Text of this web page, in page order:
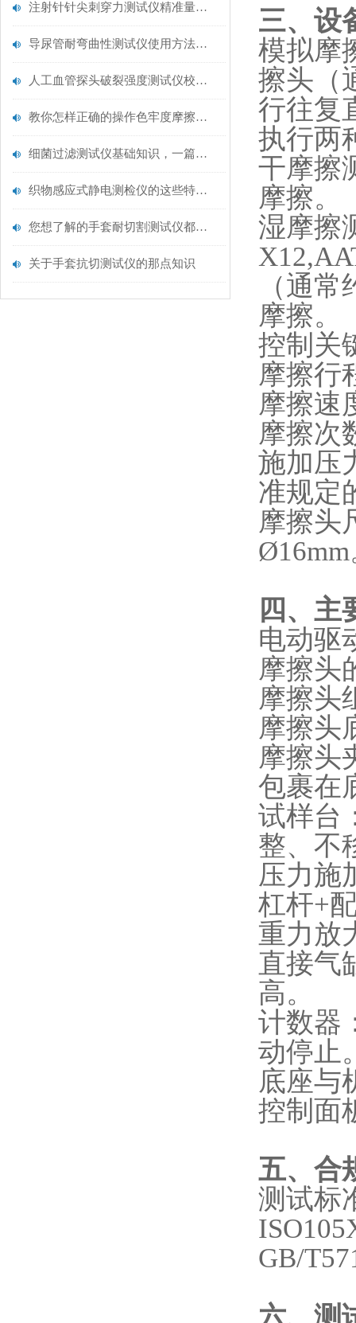
注射针针尖刺穿力测试仪精准量化针尖锋利度，构筑临床安全防线
导尿管耐弯曲性测试仪使用方法与操作规范
人工血管探头破裂强度测试仪校准规范：精准赋能医疗安全的技术基准
教你怎样正确的操作色牢度摩擦测试机
细菌过滤测试仪基础知识，一篇搞定
织物感应式静电测检仪的这些特点很少有人都知道
您想了解的手套耐切割测试仪都在这里了
关于手套抗切测试仪的那点知识
三、 设
模拟摩
擦头（
行往复
执行两
干摩擦
摩擦。
湿摩擦
（通
摩擦。
控制关
摩擦行
摩擦速
摩擦次
施加压
准规定
摩擦头
四、主
电动驱
摩擦头
摩擦头
摩擦头
摩擦头
包裹在
试样台
整、不
压力施
杠杆+
重力放
直接气
高。
计数器
动停止
底座与
控制面
五、合
测试标
GB/